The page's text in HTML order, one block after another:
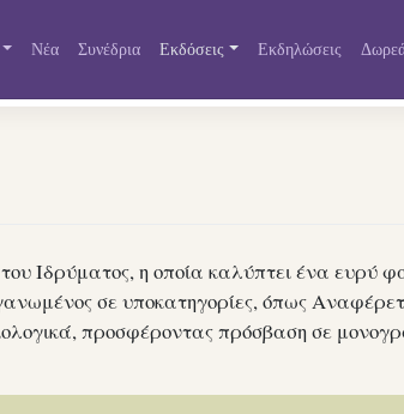
Νέα Συνέδρια Εκδόσεις Εκδηλώσεις
Ιδρύματος, η οποία καλύπτει ένα ευρύ
σε υποκατηγορίες, όπως
προσφέροντας πρόσβαση σε